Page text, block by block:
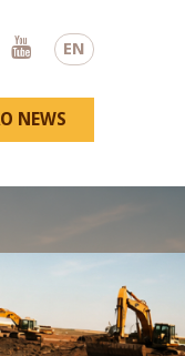
EN
Youtube
NEWS